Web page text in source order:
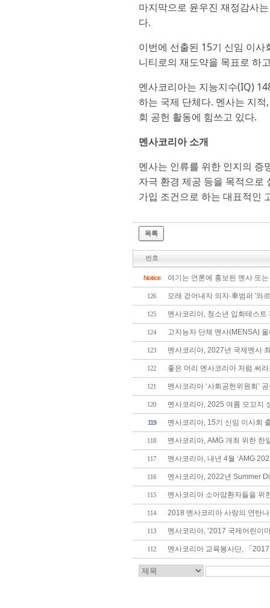
마지막으로 윤우진 재정감사
다.
이번에 선출된 15기 신임 이
니티로의 재도약을 목표로 하
멘사코리아는 지능지수(IQ)
하는 국제 단체다. 멘사는 지
회 공헌 활동에 힘쓰고 있다.
멘사코리아 소개
멘사는 인류를 위한 인지의 증
자극 환경 제공 등을 목적으로
가입 조건으로 하는 대표적인
목록
번호
Notice 여기는 언론에 홍보된 멘사 또
126 모래 걷어내자 의자·車범퍼 '
125 멘사코리아, 청소년 입회테스
124 고지능자 단체 멘사(MENSA)
123 멘사코리아, 2027년 국제멘사
122 좋은 머리 멘사코리아 처럼 써
121 멘사코리아 ‘사회공헌위원회’
120 멘사코리아, 2025 여름 모꼬지
119 멘사코리아, 15기 신임 이사회
118 멘사코리아, AMG 개최 위한 한
117 멘사코리아, 내년 4월 ‘AMG
116 멘사코리아, 2022년 Summer
115 멘사코리아 소아암환자들을 위
114 2018 멘사코리아 사랑의 연탄
113 멘사코리아, ‘2017 국제어린이
112 멘사코리아 교육봉사단, 「